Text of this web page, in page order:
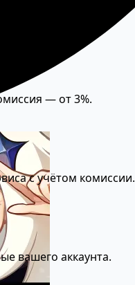
— от 3%.
с учётом комиссии.
вашего аккаунта.